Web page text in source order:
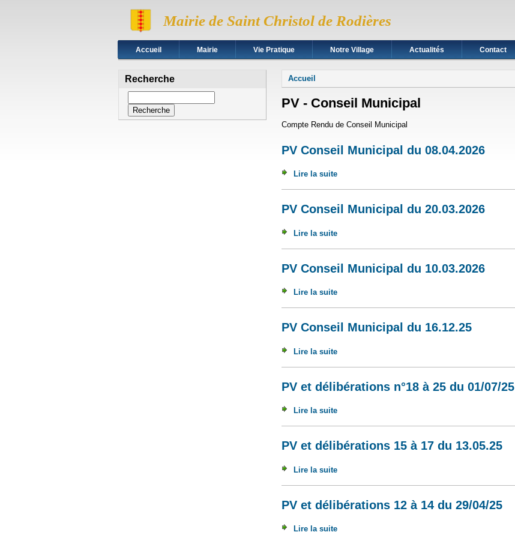
Mairie de Saint Christol de Rodières
Accueil Mairie Vie Pratique Notre Village Actualités Contact
Recherche Vous êtes ici
Accueil
PV - Conseil Municipal
Compte Rendu de Conseil Municipal
PV Conseil Municipal du 08.04.2026
Lire la suite
PV Conseil Municipal du 20.03.2026
Lire la suite
PV Conseil Municipal du 10.03.2026
Lire la suite
PV Conseil Municipal du 16.12.25
Lire la suite
PV et délibérations n°18 à 25 du 01/07/25
Lire la suite
PV et délibérations 15 à 17 du 13.05.25
Lire la suite
PV et délibérations 12 à 14 du 29/04/25
Lire la suite